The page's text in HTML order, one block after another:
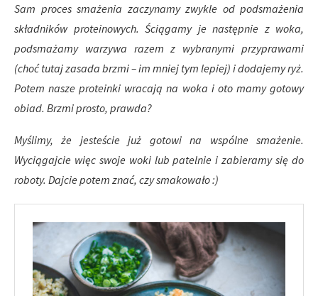
Sam proces smażenia zaczynamy zwykle od podsmażenia
składników proteinowych. Ściągamy je następnie z woka,
podsmażamy warzywa razem z wybranymi przyprawami
(choć tutaj zasada brzmi – im mniej tym lepiej) i dodajemy ryż.
Potem nasze proteinki wracają na woka i oto mamy gotowy
obiad. Brzmi prosto, prawda?
Myślimy, że jesteście już gotowi na wspólne smażenie.
Wyciągajcie więc swoje woki lub patelnie i zabieramy się do
roboty. Dajcie potem znać, czy smakowało :)